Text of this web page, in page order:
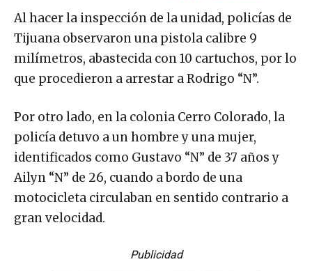
Al hacer la inspección de la unidad, policías de
Tijuana observaron una pistola calibre 9
milímetros, abastecida con 10 cartuchos, por lo
que procedieron a arrestar a Rodrigo “N”.
Por otro lado, en la colonia Cerro Colorado, la
policía detuvo a un hombre y una mujer,
identificados como Gustavo “N” de 37 años y
Ailyn “N” de 26, cuando a bordo de una
motocicleta circulaban en sentido contrario a
gran velocidad.
Publicidad